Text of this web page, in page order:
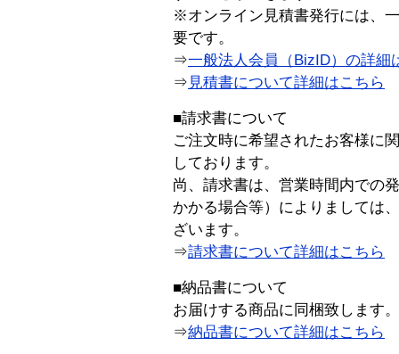
※オンライン見積書発行には、
要です。
⇒一般法人会員（BizID）の詳細
⇒ 見積書について詳細はこちら
■請求書について
ご注文時に希望されたお客様に
しております。
尚、請求書は、営業時間内での
かかる場合等）によりましては
ざいます。
⇒請求書について詳細はこちら
■納品書について
お届けする商品に同梱致します。
⇒納品書について詳細はこちら